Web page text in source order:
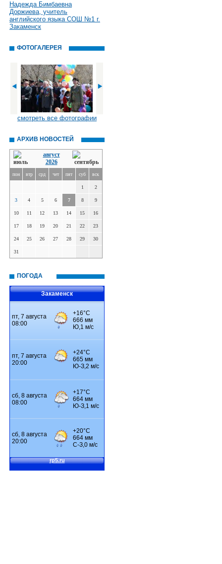
Надежда Бимбаевна
Доржиева, учитель
английского языка СОШ №1 г.
Закаменск
ФОТОГАЛЕРЕЯ
смотреть все фотографии
АРХИВ НОВОСТЕЙ
август
2026
пон втр срд чет пят суб вск
1 2
3 4 5 6 7 8 9
10 11 12 13 14 15 16
17 18 19 20 21 22 23
24 25 26 27 28 29 30
31
ПОГОДА
Закаменск